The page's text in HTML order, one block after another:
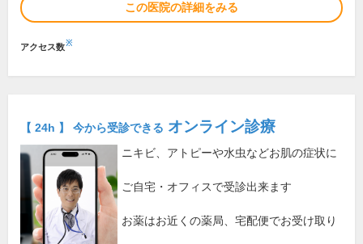
この医院の詳細をみる
アクセス数※
【 24h 】 今から受診できる オンライン診療
ニキビ、アトピーや水虫などお肌の症状に
ご自宅・オフィスで受診出来ます
お薬はお近くの薬局、宅配便でお受け取り